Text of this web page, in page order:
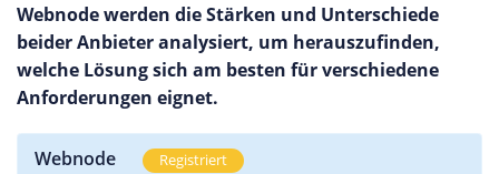
Webnode werden die Stärken und Unterschiede
beider Anbieter analysiert, um herauszufinden,
welche Lösung sich am besten für verschiedene
Anforderungen eignet.
Webnode Registriert